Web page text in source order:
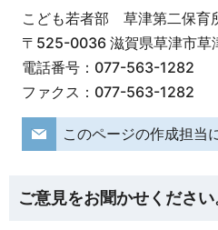
こども若者部 草津第二保育
〒525-0036 滋賀県草津市草
電話番号：077-563-1282
ファクス：077-563-1282
このページの作成担当
ご意見をお聞かせください